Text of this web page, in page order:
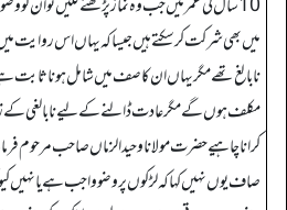
میں بھی شرکت کر سکتے ہیں جیسا کہ یہاں اس روایت
نابالغ تھے مگر یہاں ان کا صف میں شامل ہونا ثابت
مکلف ہوں گے مگر عادت ڈالنے کے لیے نابالغی کے
کرانا چاہیے حضرت مولانا وحید الزماں صاحب مرحوم
صاف یوں نہیں کہا کہ لڑکوں پر وضو واجب ہے یا نہیں